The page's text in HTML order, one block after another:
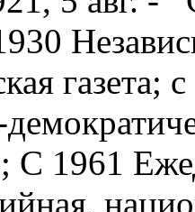
газета;
С 1961